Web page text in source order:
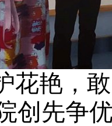
花艳，
创先争